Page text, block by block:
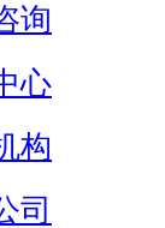
询
心
构
司